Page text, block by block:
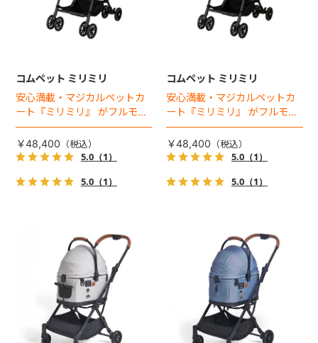
コムペット ミリミリ
安心満載・マジカルペットカ
ート『ミリミリ』 がフルモデ
ルチェンジ。 新機能「マジカ
ルフォールディング」搭載
￥48,400
5.0（1）
5.0（1）
コムペット ミリミリ
安心満載・マジカルペットカ
ート『ミリミリ』 がフルモデ
ルチェンジ。 新機能「マジカ
ルフォールディング」搭載
￥48,400
5.0（1）
5.0（1）